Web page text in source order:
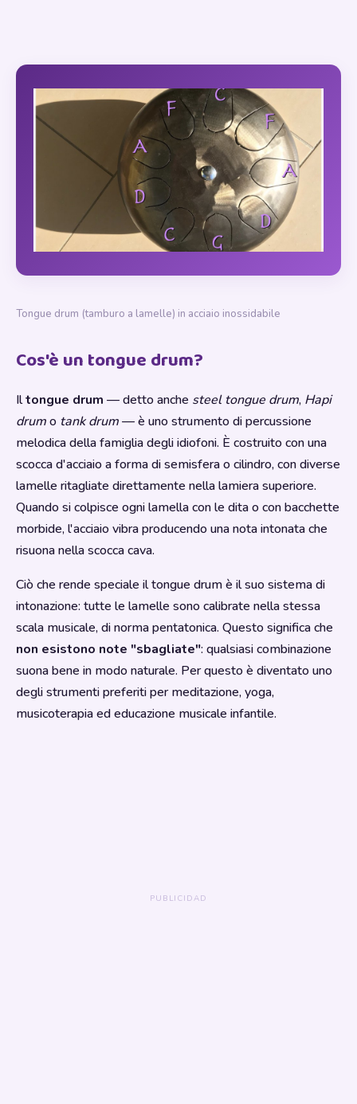
Tongue drum (tamburo a lamelle) in acciaio inossidabile
Cos'è un tongue drum?
Iltongue drum — detto anche steel tongue drum, Hapi
drumo tank drum— è uno strumento di percussione
melodica della famiglia degli idiofoni. È costruito con una
scocca d'acciaio a forma di semisfera o cilindro, con diverse
lamelle ritagliate direttamente nella lamiera superiore.
Quando si colpisce ogni lamella con le dita o con bacchette
morbide, l'acciaio vibra producendo una nota intonata che
risuona nella scocca cava.
Ciò che rende speciale il tongue drum è il suo sistema di
intonazione: tutte le lamelle sono calibrate nella stessa
scala musicale, di norma pentatonica. Questo significa che
non esistono note "sbagliate": qualsiasi combinazione
suona bene in modo naturale. Per questo è diventato uno
degli strumenti preferiti per meditazione, yoga,
musicoterapia ed educazione musicale infantile.